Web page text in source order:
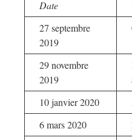
Date
27 septembre
2019
29 novembre
2019
10 janvier 2020
6 mars 2020